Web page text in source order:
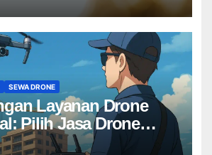
SEWA DRONE
Layanan Drone
Pilih Jasa Drone
Proyek Anda